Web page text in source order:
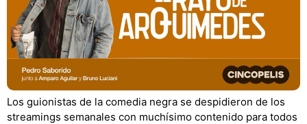
Los guionistas de la comedia negra se despidieron de los
streamings semanales con muchísimo contenido para todos